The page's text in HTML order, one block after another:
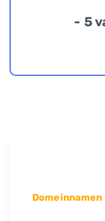
- 5
Domeinnamen